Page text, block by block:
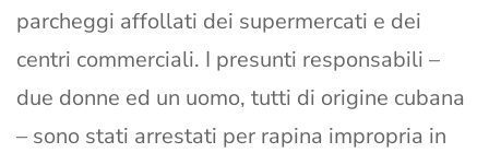
parcheggi affollati dei supermercati e dei
centri commerciali. I presunti responsabili –
due donne ed un uomo, tutti di origine cubana
– sono stati arrestati per rapina impropria in